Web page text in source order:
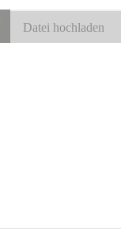
Datei hochladen